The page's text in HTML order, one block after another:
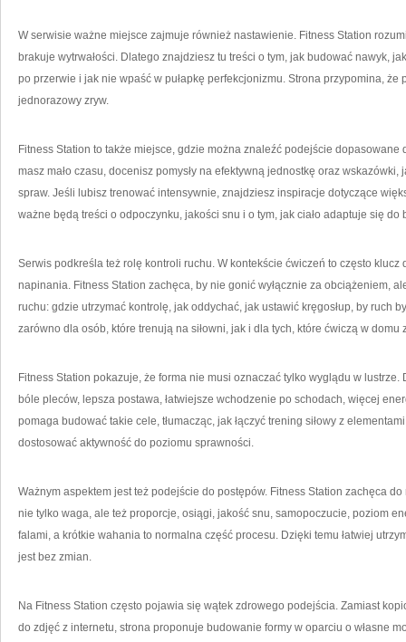
W serwisie ważne miejsce zajmuje również nastawienie. Fitness Station
brakuje wytrwałości. Dlatego znajdziesz tu treści o tym, jak budować nawyk,
po przerwie i jak nie wpaść w pułapkę perfekcjonizmu. Strona przypomina, że
jednorazowy zryw.
Fitness Station to także miejsce, gdzie można znaleźć podejście
masz mało czasu, docenisz pomysły na efektywną jednostkę oraz wskazówki,
spraw. Jeśli lubisz trenować intensywnie, znajdziesz inspiracje dotyczące
ważne będą treści o odpoczynku, jakości snu i o tym, jak ciało adaptuje się do
Serwis podkreśla też rolę kontroli ruchu. W kontekście ćwiczeń to często
napinania. Fitness Station zachęca, by nie gonić wyłącznie za obciążeniem,
ruchu: gdzie utrzymać kontrolę, jak oddychać, jak ustawić kręgosłup, by ruch
zarówno dla osób, które trenują na siłowni, jak i dla tych, które ćwiczą w domu
Fitness Station pokazuje, że forma nie musi oznaczać tylko wyglądu w
bóle pleców, lepsza postawa, łatwiejsze wchodzenie po schodach, więcej
pomaga budować takie cele, tłumacząc, jak łączyć trening siłowy z
dostosować aktywność do poziomu sprawności.
Ważnym aspektem jest też podejście do postępów. Fitness Station zachęca
nie tylko waga, ale też proporcje, osiągi, jakość snu, samopoczucie, poziom
falami, a krótkie wahania to normalna część procesu. Dzięki temu łatwiej
jest bez zmian.
Na Fitness Station często pojawia się wątek zdrowego podejścia. Zamiast
do zdjęć z internetu, strona proponuje budowanie formy w oparciu o własne